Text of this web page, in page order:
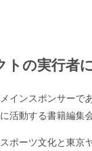
トの実行者
メインスポンサー
活動する書籍編集
ポーツ文化と東京